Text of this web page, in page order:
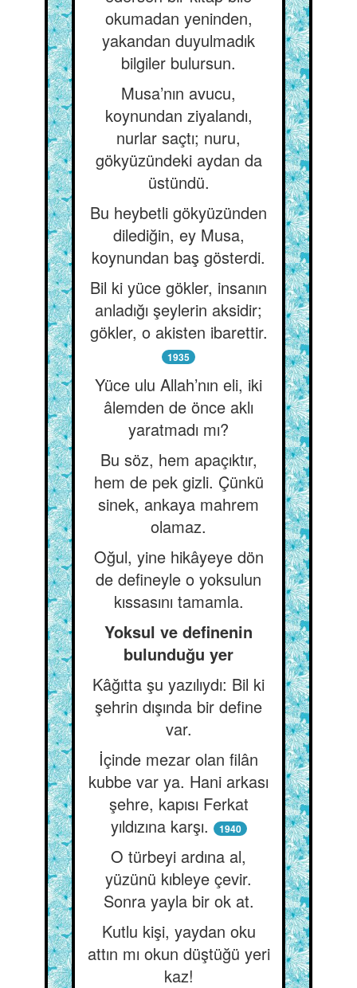
okumadan yeninden,
yakandan duyulmadık
bilgiler bulursun.
Musa’nın avucu,
koynundan ziyalandı,
nurlar saçtı; nuru,
gökyüzündeki aydan da
üstündü.
Bu heybetli gökyüzünden
dilediğin, ey Musa,
koynundan baş gösterdi.
Bil ki yüce gökler, insanın
anladığı şeylerin aksidir;
gökler, o akisten ibarettir.
1935
Yüce ulu Allah’nın eli, iki
âlemden de önce aklı
yaratmadı mı?
Bu söz, hem apaçıktır,
hem de pek gizli. Çünkü
sinek, ankaya mahrem
olamaz.
Oğul, yine hikâyeye dön
de defineyle o yoksulun
kıssasını tamamla.
Yoksul ve definenin
bulunduğu yer
Kâğıtta şu yazılıydı: Bil ki
şehrin dışında bir define
var.
İçinde mezar olan filân
kubbe var ya. Hani arkası
şehre, kapısı Ferkat
yıldızına karşı.
1940
O türbeyi ardına al,
yüzünü kıbleye çevir.
Sonra yayla bir ok at.
Kutlu kişi, yaydan oku
attın mı okun düştüğü yeri
kaz!